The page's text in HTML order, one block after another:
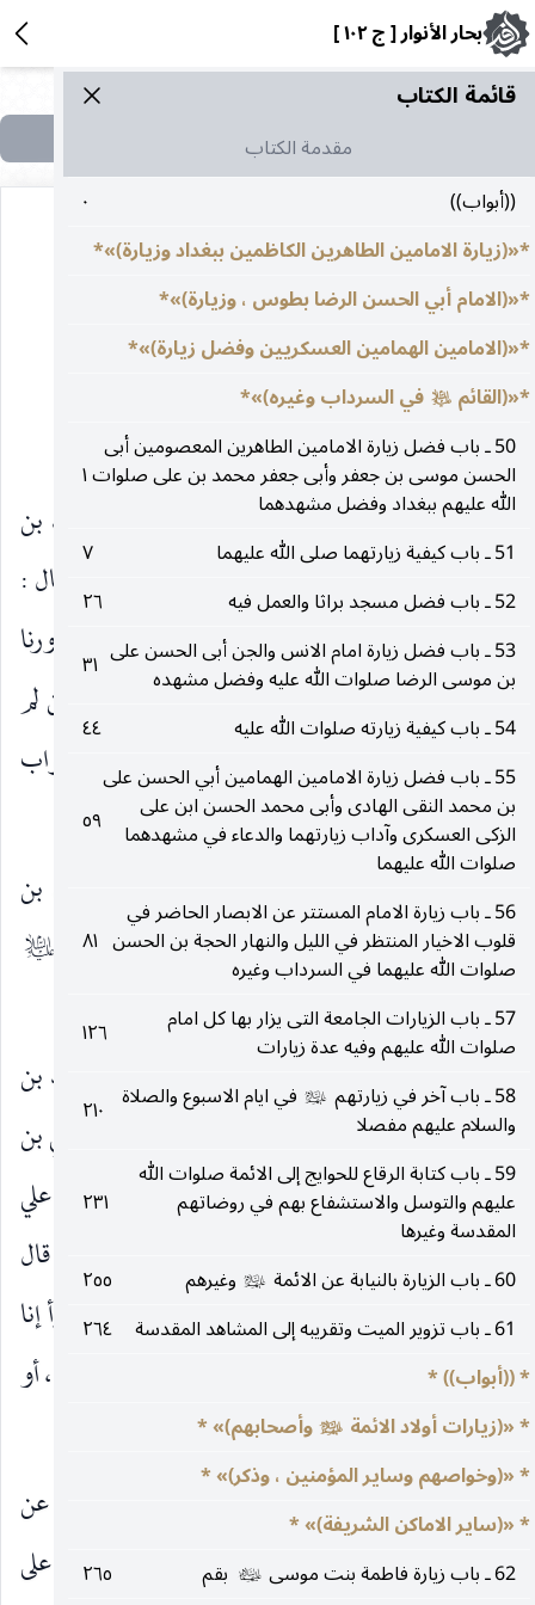
بحار الأنوار [ ج ١٠٢ ]
قائمة الکتاب
مقدمة الكتاب
((أبواب))
٠
*«(زيارة الامامين الطاهرين الكاظمين ببغداد وزيارة)»*
*«(الامام أبي الحسن الرضا بطوس ، وزيارة)»*
*«(الامامين الهمامين العسكريين وفضل زيارة)»*
*«(القائم عليه‌السلام في السرداب وغيره)»*
50 ـ باب فضل زيارة الامامين الطاهرين المعصومين أبى
الحسن موسى بن جعفر وأبى جعفر محمد بن على صلوات
الله عليهم ببغداد وفضل مشهدهما
١
51 ـ باب كيفية زيارتهما صلى الله عليهما
٧
52 ـ باب فضل مسجد براثا والعمل فيه
٢٦
53 ـ باب فضل زيارة امام الانس والجن أبى الحسن على
بن موسى الرضا صلوات الله عليه وفضل مشهده
٣١
54 ـ باب كيفية زيارته صلوات الله عليه
٤٤
55 ـ باب فضل زيارة الامامين الهمامين أبي الحسن على
بن محمد النقى الهادى وأبى محمد الحسن ابن على
الزكى العسكرى وآداب زيارتهما والدعاء في مشهدهما
صلوات الله عليهما
٥٩
56 ـ باب زيارة الامام المستتر عن الابصار الحاضر في
قلوب الاخيار المنتظر في الليل والنهار الحجة بن الحسن
صلوات الله عليهما في السرداب وغيره
٨١
57 ـ باب الزيارات الجامعة التى يزار بها كل امام
صلوات الله عليهم وفيه عدة زيارات
١٢٦
58 ـ باب آخر في زيارتهم
عليهم‌السلام في ايام الاسبوع والصلاة
والسلام عليهم مفصلا
٢١٠
59 ـ باب كتابة الرقاع للحوايج إلى الائمة صلوات الله
عليهم والتوسل والاستشفاع بهم في روضاتهم
المقدسة وغيرها
٢٣١
60 ـ باب الزيارة بالنيابة عن الائمة
عليهم‌السلام وغيرهم
٢٥٥
61 ـ باب تزوير الميت وتقريبه إلى المشاهد المقدسة
٢٦٤
* ((أبواب)) *
* «(زيارات أولاد الائمة عليهم‌السلام وأصحابهم)» *
* «(وخواصهم وساير المؤمنين ، وذكر)» *
* «(ساير الاماكن الشريفة)» *
62 ـ باب زيارة فاطمة بنت موسى
عليهما‌السلام بقم
٢٦٥
٦
* ((باب)) *
* «(زيارة المؤمنين وآدابها)» *
١ ـ مل
: محمد بن جعفر الرزاز عن خاله محمد بن
الحسين بن أبي الخطاب عن عمرو بن عثمان الرازي قال :
سمعت أبا الحسن الاولعليه‌السلام يقول : من لم يقدر أن يزورنا
فليزر صالحي موالينا ، يكتب له ثواب زيارتنا ، ومن لم
يقدر على صلتنا فليصل صالحي موالينا ، يكتب له ثواب
صلتنا(١) .
٢ ـ مل
: ابن الوليد ، عن ابن متيل ، عن محمد بن
عبدالله بن مهران عن عمرو بن عثمان ، عن الرضا
عليه‌السلام
مثله(٢) .
٣ ـ مل
: أبي والكليني وجماعة مشايخي ، عن محمد بن
يحيى ، عن الاشعري قال : كنت بفيد فمشيت مع علي بن
بلال إلى قبر محمد بن إسماعيل بن بزيع قال : فقال لي علي
بن بلال : قال لي صاحب هذا القبر ، عن الرضا
، قال
: من أتى قبر أخيه المؤمن ثم وضع يده على القبر وقرأ إنا
أنزلناه في ليلة القدر سبع مرات أمن يوم الفزع الاكبر ، أو
يوم الفزع(٣) .
٤ ـ مل
: محمد بن الحسين بن مت الجوهري ، عن
الاشعري مثله ، إلا أن فيه واستقبل القبلة ووضع يده على